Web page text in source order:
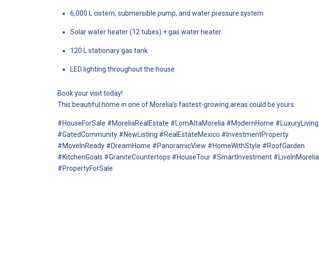
6,000 L cistern, submersible pump, and water pressure system
Solar water heater (12 tubes) + gas water heater
120 L stationary gas tank
LED lighting throughout the house
Book your visit today!
This beautiful home in one of Morelia’s fastest-growing areas could be yours.
#HouseForSale #MoreliaRealEstate #LomAltaMorelia #ModernHome #LuxuryLiving
#GatedCommunity #NewListing #RealEstateMexico #InvestmentProperty
#MoveInReady #DreamHome #PanoramicView #HomeWithStyle #RoofGarden
#KitchenGoals #GraniteCountertops #HouseTour #SmartInvestment #LiveInMorelia
#PropertyForSale